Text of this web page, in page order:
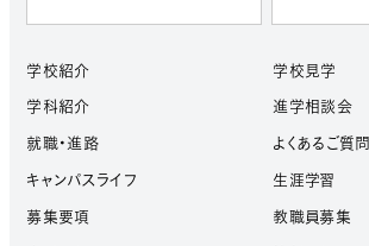
学校紹介
学科紹介
就職・進路
キャンパスライフ
募集要項
学校見学
進学相談会
よくあるご質問
生涯学習
教職員募集